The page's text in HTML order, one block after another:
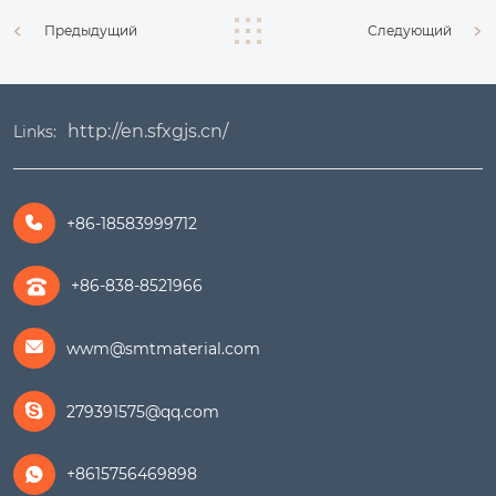
Предыдущий Следующий
Links: http://en.sfxgjs.cn/
 +86-18583999712
+86-838-8521966
 wwm@smtmaterial.com
 279391575@qq.com
 +8615756469898